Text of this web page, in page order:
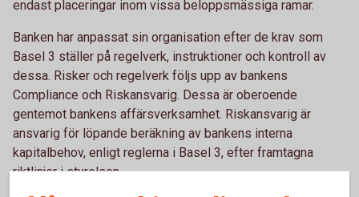
endast placeringar inom vissa beloppsmässiga ramar.
Banken har anpassat sin organisation efter de krav som
Basel 3 ställer på regelverk, instruktioner och kontroll av
dessa. Risker och regelverk följs upp av bankens
Compliance och Riskansvarig. Dessa är oberoende
gentemot bankens affärsverksamhet. Riskansvarig är
ansvarig för löpande beräkning av bankens interna
kapitalbehov, enligt reglerna i Basel 3, efter framtagna
riktlinjer i styrelsen.